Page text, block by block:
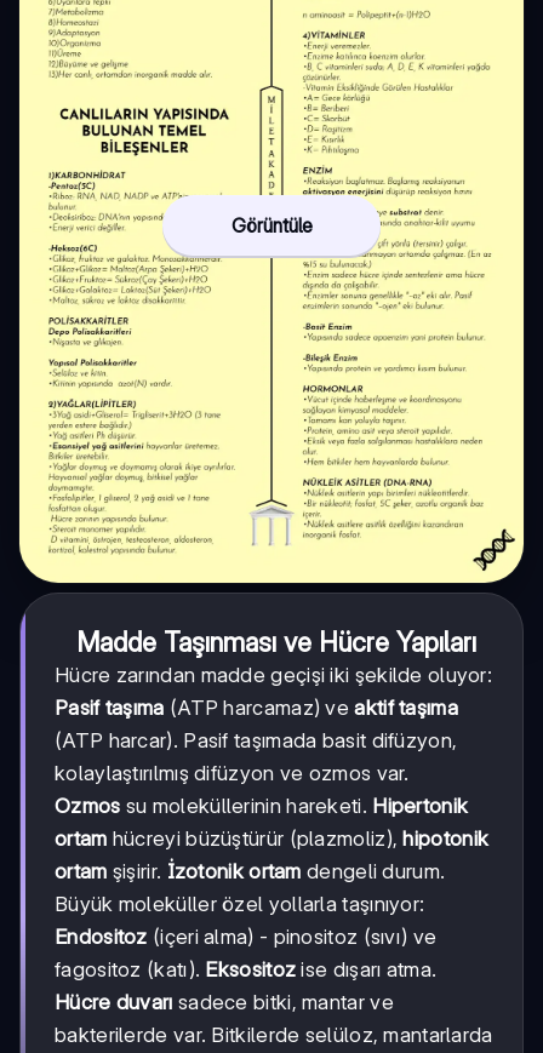
Görüntüle
Madde Taşınması ve Hücre Yapıları
Hücre zarından madde geçişi iki şekilde oluyor:
Pasif taşıma (ATP harcamaz) veaktif taşıma
(ATP harcar). Pasif taşımada basit difüzyon,
kolaylaştırılmış difüzyon ve ozmos var.
Ozmos su moleküllerinin hareketi. Hipertonik
ortam hücreyi büzüştürür (plazmoliz),hipotonik
ortam şişirir. İzotonik ortam dengeli durum.
Büyük moleküller özel yollarla taşınıyor:
Endositoz (içeri alma) - pinositoz (sıvı) ve
fagositoz (katı). Eksositoz ise dışarı atma.
Hücre duvarı sadece bitki, mantar ve
bakterilerde var. Bitkilerde selüloz, mantarlarda